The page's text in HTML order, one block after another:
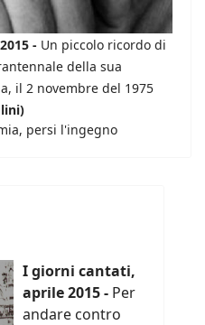
- Un piccolo ricordo di
della sua
il 2 novembre del 1975
persi l'ingegno
I giorni cantati,
aprile 2015 - Per
andare contro